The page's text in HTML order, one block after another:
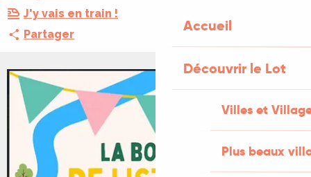
Accueil
Découvrir le Lot
Villes et
Plus beaux
J'y vais en train !
Partager